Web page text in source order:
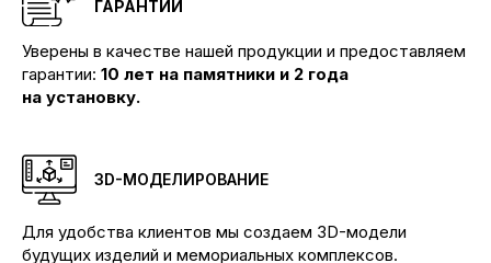
ГАРАНТИИ
Уверены в качестве нашей продукции и предоставляем
гарантии: 10 лет на памятники и 2 года
на установку.
3D-МОДЕЛИРОВАНИЕ
Для удобства клиентов мы создаем 3D-модели
будущих изделий и мемориальных комплексов.